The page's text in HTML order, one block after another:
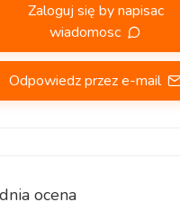
Zaloguj się by napisac
wiadomosc
Odpowiedz przez e-mail
ocena